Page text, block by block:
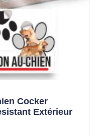
Cocker
Extérieur